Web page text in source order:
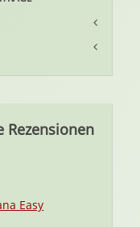
Rezensionen
Easy